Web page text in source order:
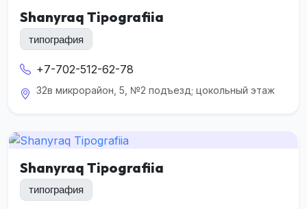
Shanyraq Tipografiia
типография
+7-702-512-62-78
32в микрорайон, 5, №2 подъезд; цокольный этаж
Shanyraq Tipografiia
типография